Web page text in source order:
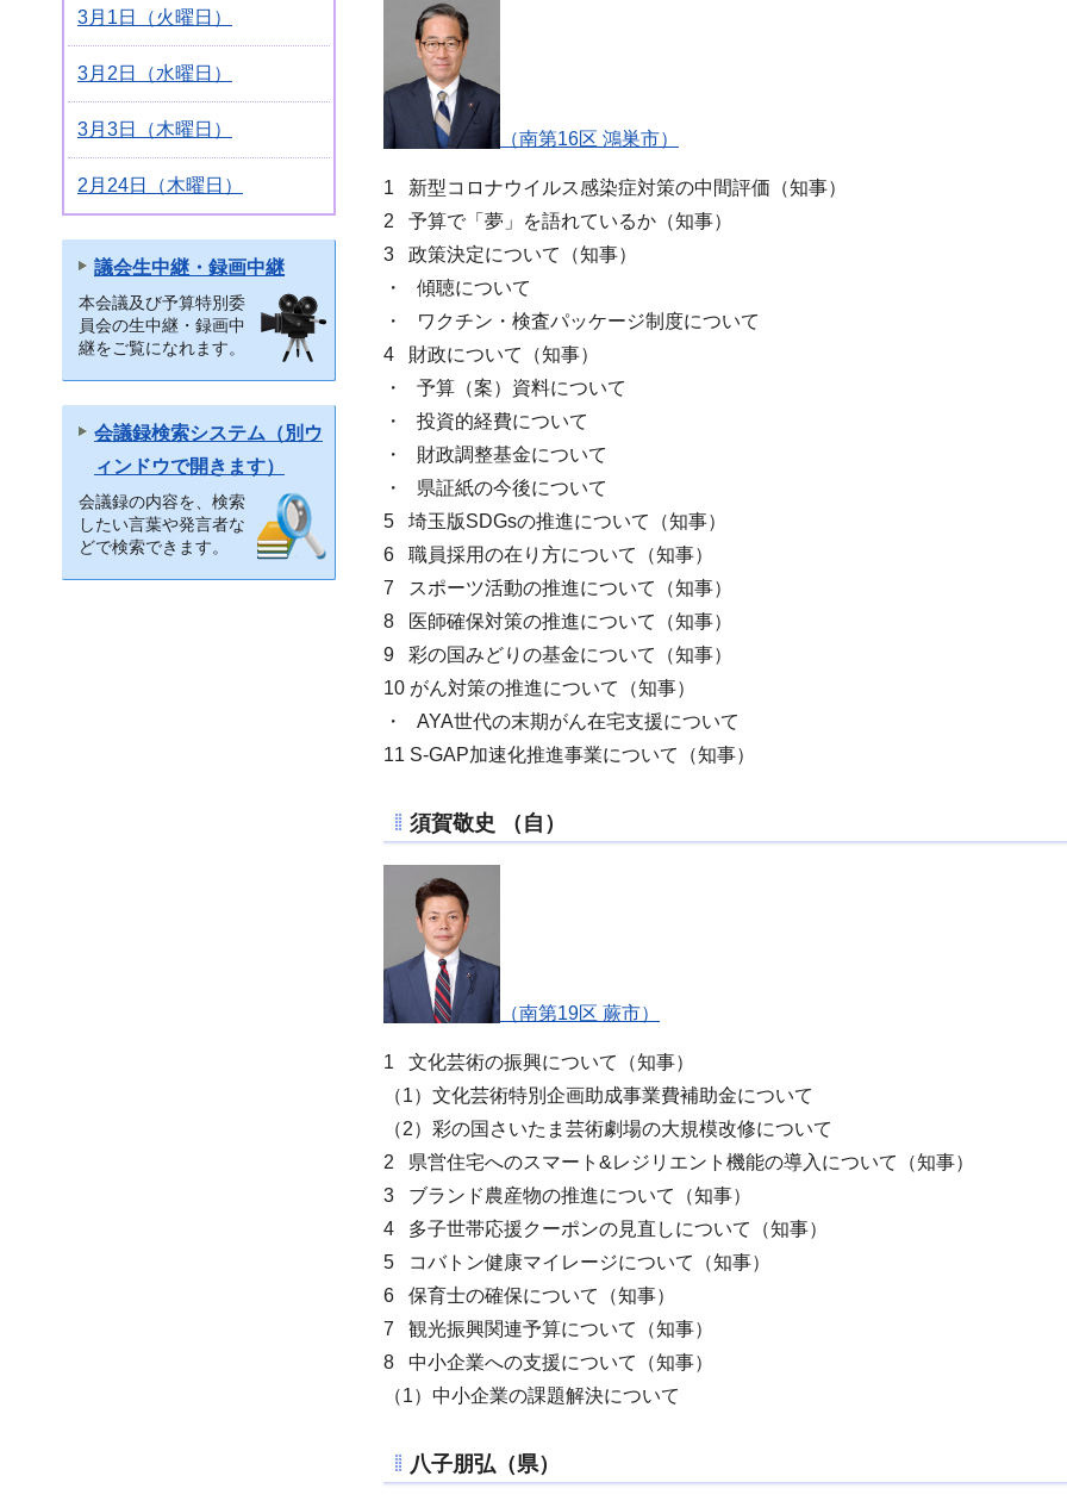
3月1日（火曜日）
3月2日（水曜日）
3月3日（木曜日）
2月24日（木曜日）
議会生中継・録画中継
本会議及び予算特別委
員会の生中継・録画中
継をご覧になれます。
会議録検索システム（別ウ
ィンドウで開きます）
会議録の内容を、検索
したい言葉や発言者な
どで検索できます。
（南第16区 鴻巣市）
1 新型コロナウイルス感染症対策の中間評価（知事）
2 予算で「夢」を語れているか（知事）
3 政策決定について（知事）
・ 傾聴について
・ ワクチン・検査パッケージ制度について
4 財政について（知事）
・ 予算（案）資料について
・ 投資的経費について
・ 財政調整基金について
・ 県証紙の今後について
5 埼玉版SDGsの推進について（知事）
6 職員採用の在り方について（知事）
7 スポーツ活動の推進について（知事）
8 医師確保対策の推進について（知事）
9 彩の国みどりの基金について（知事）
10 がん対策の推進について（知事）
・ AYA世代の末期がん在宅支援について
11 S-GAP加速化推進事業について（知事）
須賀敬史 （自）
（南第19区 蕨市）
1 文化芸術の振興について（知事）
（1）文化芸術特別企画助成事業費補助金について
（2）彩の国さいたま芸術劇場の大規模改修について
2 県営住宅へのスマート&レジリエント機能の導入について（知事）
3 ブランド農産物の推進について（知事）
4 多子世帯応援クーポンの見直しについて（知事）
5 コバトン健康マイレージについて（知事）
6 保育士の確保について（知事）
7 観光振興関連予算について（知事）
8 中小企業への支援について（知事）
（1）中小企業の課題解決について
八子朋弘 （県）